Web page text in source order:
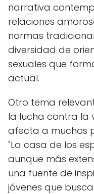
narrativa
relaciones
normas
diversidad de
sexuales que
actual.
Otro tema
la lucha contra la
afecta a muchos
"La casa de los
aunque más
una fuente de
jóvenes que